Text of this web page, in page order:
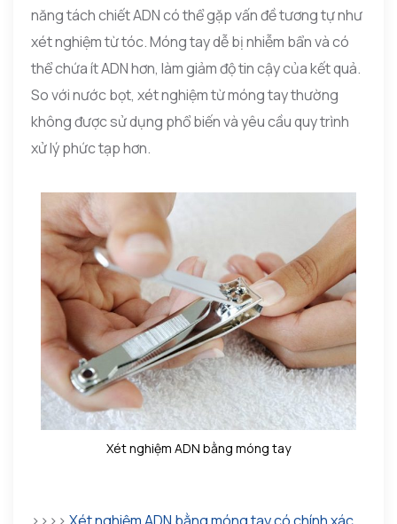
năng tách chiết ADN có thể gặp vấn đề tương tự như
xét nghiệm từ tóc. Móng tay dễ bị nhiễm bẩn và có
thể chứa ít ADN hơn, làm giảm độ tin cậy của kết quả.
So với nước bọt, xét nghiệm từ móng tay thường
không được sử dụng phổ biến và yêu cầu quy trình
xử lý phức tạp hơn.
Xét nghiệm ADN bằng móng tay